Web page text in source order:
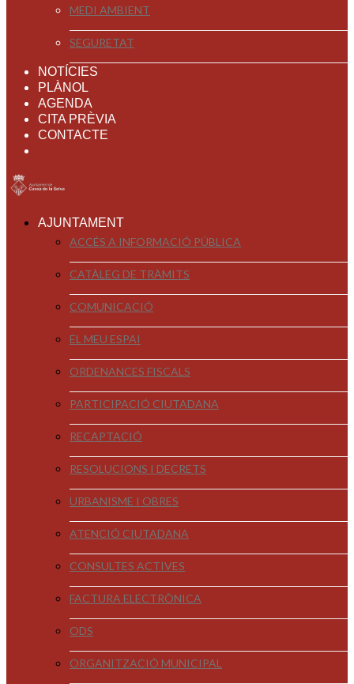
MEDI AMBIENT
SEGURETAT
NOTÍCIES
PLÀNOL
AGENDA
CITA PRÈVIA
CONTACTE
AJUNTAMENT
ACCÉS A INFORMACIÓ PÚBLICA
CATÀLEG DE TRÀMITS
COMUNICACIÓ
EL MEU ESPAI
ORDENANCES FISCALS
PARTICIPACIÓ CIUTADANA
RECAPTACIÓ
RESOLUCIONS I DECRETS
URBANISME I OBRES
ATENCIÓ CIUTADANA
CONSULTES ACTIVES
FACTURA ELECTRÒNICA
ODS
ORGANITZACIÓ MUNICIPAL